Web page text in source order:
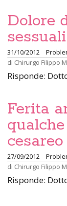
Dolore
31/10/2012
di Chirurgo Filippo
Risponde:
Ferita
cesareo
27/09/2012
di Chirurgo Filippo
Risponde: